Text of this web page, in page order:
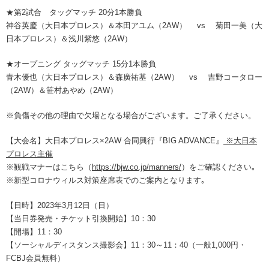
★第2試合 タッグマッチ 20分1本勝負
神谷英慶（大日本プロレス）＆本田アユム（2AW） vs 菊田一美（大
日本プロレス）＆浅川紫悠（2AW）
★オープニング タッグマッチ 15分1本勝負
青木優也（大日本プロレス）＆森廣祐基（2AW） vs 吉野コータロー
（2AW）＆笹村あやめ（2AW）
※負傷その他の理由で欠場となる場合がございます。ご了承ください。
【大会名】大日本プロレス×2AW 合同興行『BIG ADVANCE』
※大日本
プロレス主催
※観戦マナーはこちら（ https://bjw.co.jp/manners/）をご確認ください｡
※新型コロナウィルス対策座席表でのご案内となります｡
【日時】2023年3月12日（日）
【当日券発売・チケット引換開始】10：30
【開場】11：30
【ソーシャルディスタンス撮影会】11：30～11：40（一般1,000円・
FCBJ会員無料）